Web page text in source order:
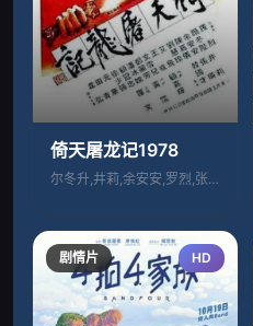
倚天屠龙记1978
尔冬升,井莉,余安安,罗烈,张瑛,叶天行
剧情片 HD